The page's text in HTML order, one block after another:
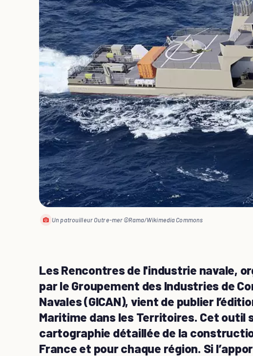
Un patrouilleur Outre-mer ©Rama/Wikimedia Commons
Les Rencontres de l'industrie navale,
par le Groupement des Industries de
Navales (GICAN), vient de publier
Maritime dans les Territoires. Cet
cartographie détaillée de la
France et pour chaque région. Si